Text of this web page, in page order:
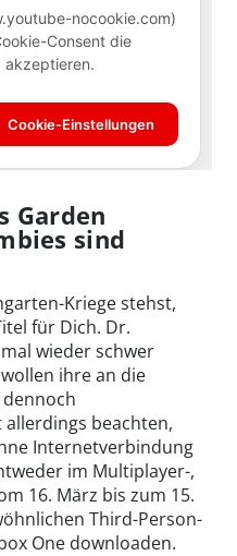
Garden
sind
Kriege stehst,
für Dich. Dr.
wieder schwer
ihre an die
beachten,
Internetverbindung
im Multiplayer-,
16. März bis zum 15.
Third-Person-
One downloaden.